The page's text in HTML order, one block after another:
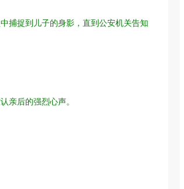
捕捉到儿子的身影，直到公安机关告知
亲后的强烈心声。